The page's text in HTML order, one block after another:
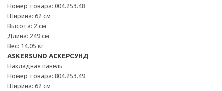
Номер товара: 004.253.48
Ширина: 62 см
Высота: 2 см
Длина: 249 см
Вес: 14.05 кг
ASKERSUND АСКЕРСУНД
Накладная панель
Номер товара: 804.253.49
Ширина: 62 см